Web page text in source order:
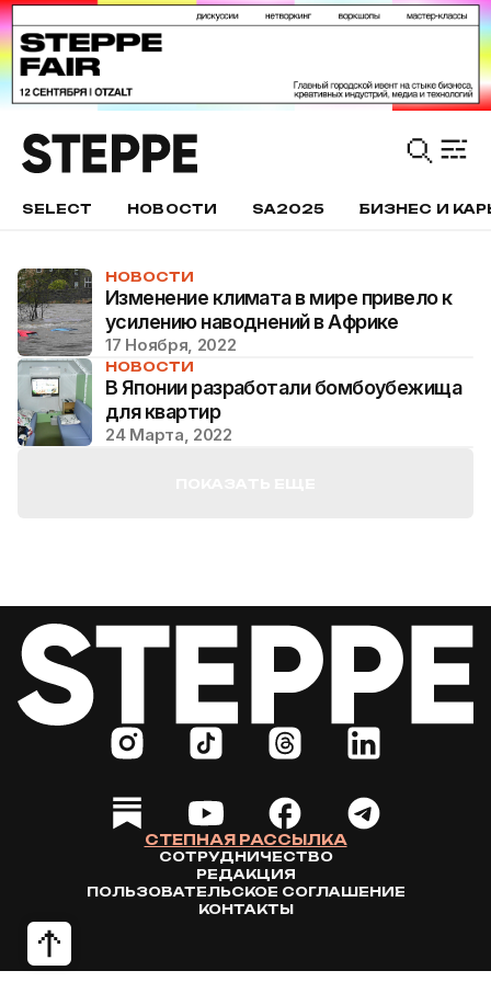
SELECT НОВОСТИ SA2025 БИЗНЕС И
НОВОСТИ
Изменение климата в мире привело к
усилению наводнений в Африке
17 Ноября, 2022
НОВОСТИ
В Японии разработали бомбоубежища
для квартир
24 Марта, 2022
СТЕПНАЯ РАССЫЛКА
СОТРУДНИЧЕСТВО
РЕДАКЦИЯ
ПОЛЬЗОВАТЕЛЬСКОЕ СОГЛАШЕНИЕ
КОНТАКТЫ